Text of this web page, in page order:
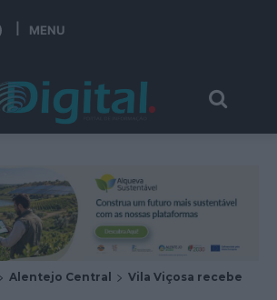
MENU
Alentejo Central
Vila Viçosa recebe